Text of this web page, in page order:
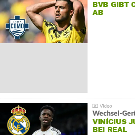
BVB GIBT
AB
Wechsel-
VINÍCIUS
BEI REAL